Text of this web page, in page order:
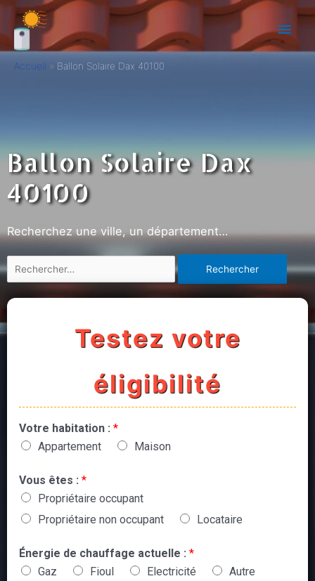
Accueil Ballon Solaire Dax 40100
Ballon Solaire Dax
40100
Recherchez une ville, un département…
Testez votre
éligibilité
Votre habitation : *
Appartement
Maison
Vous êtes : *
Propriétaire occupant
Propriétaire non occupant
Locataire
Énergie de chauffage actuelle : *
Gaz
Fioul Electricité Autre